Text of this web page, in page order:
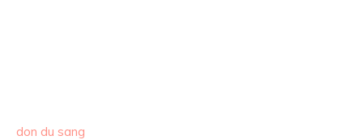
don du sang